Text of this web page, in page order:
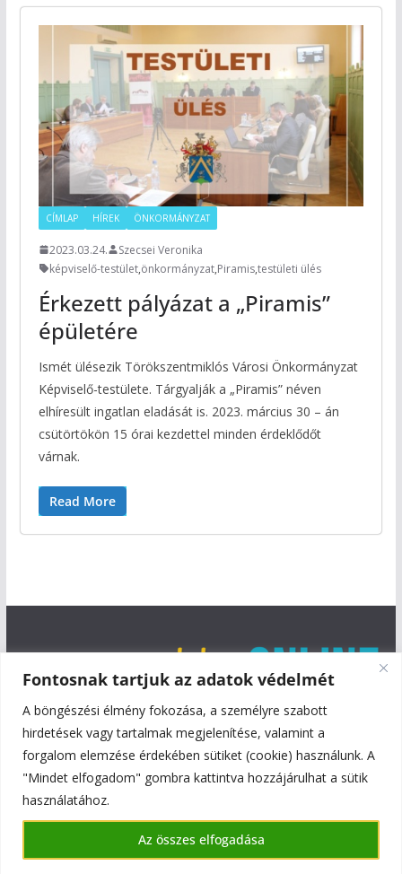
Fontosnak tartjuk az adatok védelmét
A böngészési élmény fokozása, a személyre szabott
hirdetések vagy tartalmak megjelenítése, valamint a
forgalom elemzése érdekében sütiket (cookie) használunk. A
"Mindet elfogadom" gombra kattintva hozzájárulhat a sütik
használatához.
Az összes elfogadása
CÍMLAP HÍREK ÖNKORMÁNYZAT
2023.03.24.
Szecsei Veronika
képviselő-testület,önkormányzat,Piramis,testületi ülés
Érkezett pályázat a „Piramis”
épületére
Ismét ülésezik Törökszentmiklós Városi Önkormányzat
Képviselő-testülete. Tárgyalják a „Piramis” néven
elhíresült ingatlan eladását is. 2023. március 30 – án
csütörtökön 15 órai kezdettel minden érdeklődőt
várnak.
Read More
Copyright © 2026Szentmiklós Online
Theme:ColorMagby ThemeGrill. Powered byWordPress.